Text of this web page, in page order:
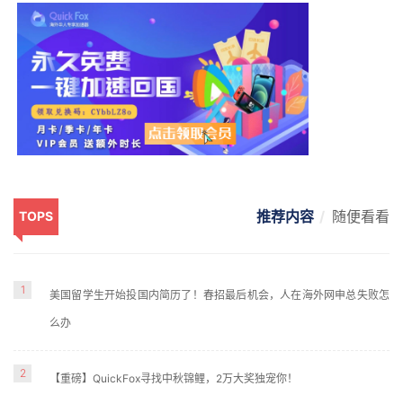
TOPS 推荐内容 随便看看
1 美国留学生开始投国内简历了！春招最后机会，人在海外网申总失败怎
么办
2 【重磅】QuickFox寻找中秋锦鲤，2万大奖独宠你！